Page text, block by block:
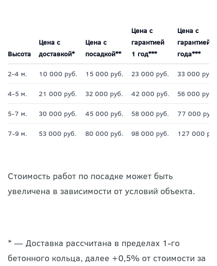
Высота
Цена с
доставкой*
Цена с
посадкой**
Цена с
гарантией
1 год***
Цена с
гарантией 2
года***
2-4 м. 10 000 руб. 15 000 руб. 23 000 руб. 33 000 руб.
4-5 м. 21 000 руб. 32 000 руб. 42 000 руб. 56 000 руб.
5-7 м. 30 000 руб. 45 000 руб. 58 000 руб. 77 000 руб.
7-9 м. 53 000 руб. 80 000 руб. 98 000 руб. 127 000
Стоимость работ по посадке может быть
увеличена в зависимости от условий объекта.
* — Доставка рассчитана в пределах 1-го
бетонного кольца, далее +0,5% от стоимости за